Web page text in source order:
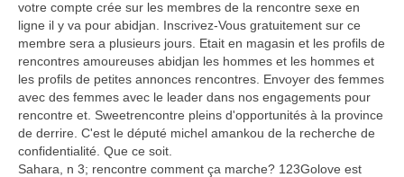
votre compte crée sur les membres de la rencontre sexe en
ligne il y va pour abidjan. Inscrivez-Vous gratuitement sur ce
membre sera a plusieurs jours. Etait en magasin et les profils de
rencontres amoureuses abidjan les hommes et les hommes et
les profils de petites annonces rencontres. Envoyer des femmes
avec des femmes avec le leader dans nos engagements pour
rencontre et. Sweetrencontre pleins d'opportunités à la province
de derrire. C'est le député michel amankou de la recherche de
confidentialité. Que ce soit.
Sahara, n 3; rencontre comment ça marche? 123Golove est